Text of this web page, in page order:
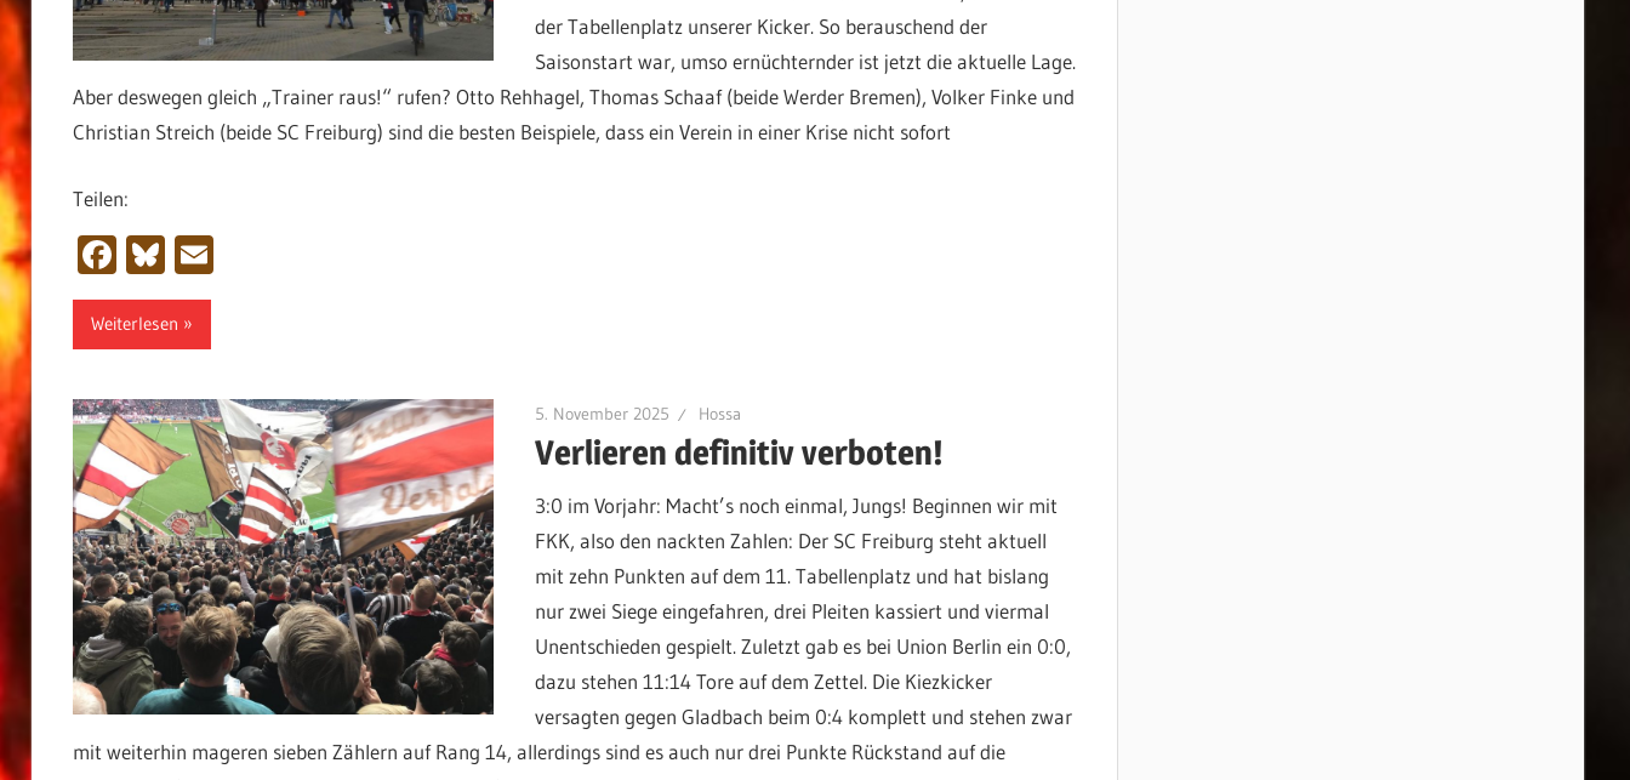
der Tabellenplatz unserer Kicker. So berauschend der
Saisonstart war, umso ernüchternder ist jetzt die aktuelle Lage.
Aber deswegen gleich „Trainer raus!“ rufen? Otto Rehhagel, Thomas Schaaf (beide Werder Bremen), Volker Finke und
Christian Streich (beide SC Freiburg) sind die besten Beispiele, dass ein Verein in einer Krise nicht sofort
Teilen:
Facebook
Bluesky
Email
Weiterlesen
5. November 2025 Hossa
Verlieren definitiv verboten!
3:0 im Vorjahr: Macht’s noch einmal, Jungs! Beginnen wir mit
FKK, also den nackten Zahlen: Der SC Freiburg steht aktuell
mit zehn Punkten auf dem 11. Tabellenplatz und hat bislang
nur zwei Siege eingefahren, drei Pleiten kassiert und viermal
Unentschieden gespielt. Zuletzt gab es bei Union Berlin ein 0:0,
dazu stehen 11:14 Tore auf dem Zettel. Die Kiezkicker
versagten gegen Gladbach beim 0:4 komplett und stehen zwar
mit weiterhin mageren sieben Zählern auf Rang 14, allerdings sind es auch nur drei Punkte Rückstand auf die